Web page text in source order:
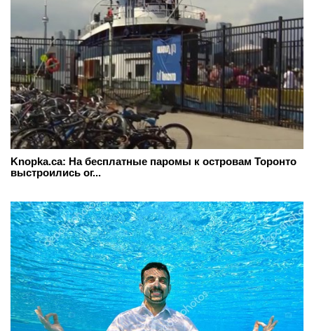
Knopka.ca: На бесплатные паромы к островам Торонто
выстроились ог...